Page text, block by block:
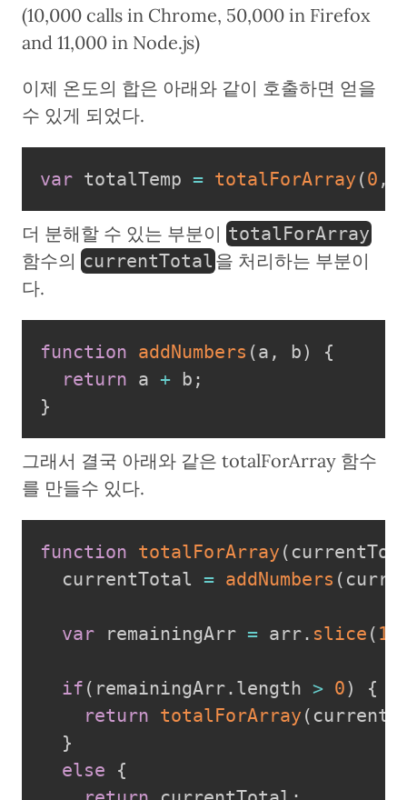
(10,000 calls in Chrome, 50,000 in Firefox
and 11,000 in Node.js)
이제 온도의 합은 아래와 같이 호출하면 얻을
수 있게 되었다.
var totalTemp = totalForArray (0 ,
더 분해할 수 있는 부분이 totalForArray
함수의 currentTotal 을 처리하는 부분이
다.
function addNumbers (a , b)
{
return a + b ;
}
그래서 결국 아래와 같은 totalForArray 함수
를 만들수 있다.
function totalForArray (
  currentTotal
= addNumbers (
var remainingArr = arr. slice ( 1
if ( remainingArr. length > 0)
{
return totalForArray (
}
else
{